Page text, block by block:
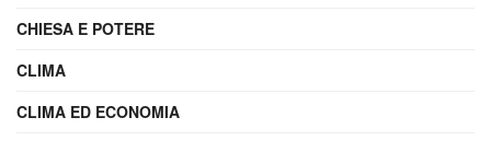
CHIESA E POTERE
CLIMA
CLIMA ED ECONOMIA